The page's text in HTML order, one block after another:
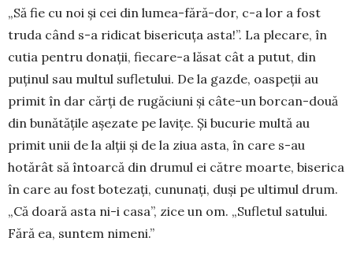
„Să fie cu noi și cei din lumea-fără-dor, c-a lor a fost
truda când s-a ridicat bisericuța asta!”. La plecare, în
cutia pentru donații, fiecare-a lăsat cât a putut, din
puținul sau multul sufletului. De la gazde, oaspeții au
primit în dar cărți de rugăciuni și câte-un borcan-două
din bunătățile așezate pe lavițe. Și bucurie multă au
primit unii de la alții și de la ziua asta, în care s-au
hotărât să întoarcă din drumul ei către moarte, biserica
în care au fost botezați, cununați, duși pe ultimul drum.
„Că doară asta ni-i casa”, zice un om. „Sufletul satului.
Fără ea, suntem nimeni.”